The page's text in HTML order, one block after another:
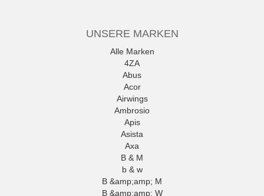
UNSERE MARKEN
Alle Marken
4ZA
Abus
Acor
Airwings
Ambrosio
Apis
Asista
Axa
B & M
b & w
B &amp;amp; M
B &amp;amp; W